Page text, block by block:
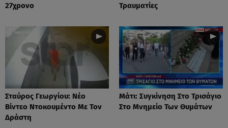
27χρονο
Τραυματίες
Σταύρος Γεωργίου: Νέο
Βίντεο Ντοκουμέντο Με Τον
Δράστη
Μάτι: Συγκίνηση Στο Τρισάγιο
Στο Μνημείο Των Θυμάτων